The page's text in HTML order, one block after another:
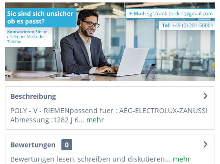
Beschreibung
POLY - V - RIEMENpassend fuer : AEG-ELECTROLUX-ZANUSSI
Abmessung :1282 J 6... mehr
Bewertungen
0
Bewertungen lesen, schreiben und diskutieren... mehr